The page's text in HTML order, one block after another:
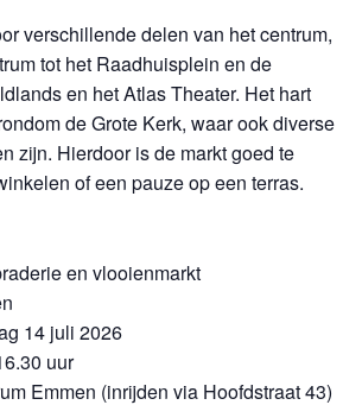
verschillende delen van het centrum,
tot het Raadhuisplein en de
en het Atlas Theater. Het hart
de Grote Kerk, waar ook diverse
zijn. Hierdoor is de markt goed te
of een pauze op een terras.
en vlooienmarkt
14 juli 2026
uur
Emmen (inrijden via Hoofdstraat 43)